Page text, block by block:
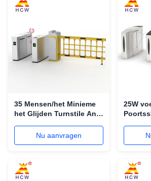
35 Mensen/het Minieme
het Glijden Turnstile Anti
Barrièrepoort Zelf
Controleren
Nu aanvragen
25W